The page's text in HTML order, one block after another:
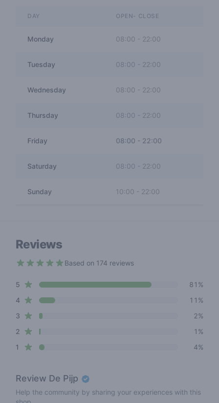
DAY OPEN- CLOSE
Monday 08:00 - 22:00
Tuesday 08:00 22:00
Wednesday 08:00 - 22:00
Thursday 08:00 22:00
Friday 08:00 - 22:00
Saturday 08:00 22:00
Sunday 10:00 - 22:00
Reviews
Based on 174 reviews
Review data
5 star reviews
81%
4star reviews
11%
3 star reviews
2%
2 star reviews
1%
1 star reviews 4%
Review De Pijp
Help the community by sharing your experiences with this